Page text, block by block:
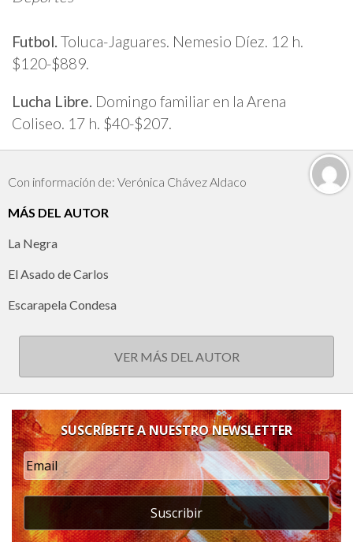
Futbol. Toluca-Jaguares. Nemesio Díez. 12 h.
$120-$889.
Lucha Libre. Domingo familiar en la Arena
Coliseo. 17 h. $40-$207.
Con información de: Verónica Chávez Aldaco
MÁS DEL AUTOR
La Negra
El Asado de Carlos
Escarapela Condesa
VER MÁS DEL AUTOR
SUSCRÍBETE A NUESTRO NEWSLETTER
Suscribir